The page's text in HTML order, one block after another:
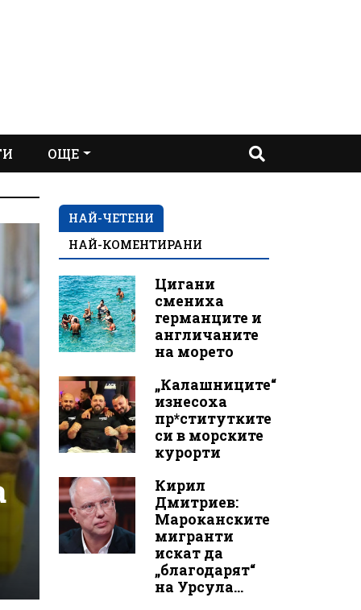
ОЩЕ
НАЙ-ЧЕТЕНИ
НАЙ-КОМЕНТИРАНИ
Цигани
смениха
германците и
англичаните
на морето
„Калашниците“
изнесоха
пр*ститутките
си в морските
курорти
Кирил
Дмитриев:
Мароканските
мигранти
искат да
„благодарят“
на Урсула...